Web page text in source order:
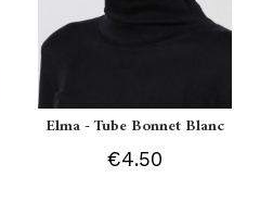
Elma - Tube Bonnet Blanc
€4.50